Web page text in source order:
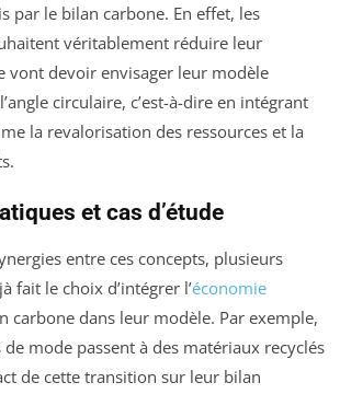
par le bilan carbone. En effet, les
véritablement réduire leur
vont devoir envisager leur modèle
circulaire, c’est-à-dire en intégrant
la revalorisation des ressources et la
et cas d’étude
entre ces concepts, plusieurs
fait le choix d’intégrer l’économie
carbone dans leur modèle. Par exemple,
mode passent à des matériaux recyclés
de cette transition sur leur bilan